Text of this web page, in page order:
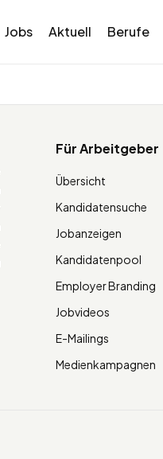
Jobs Aktuell Berufe
Für Arbeitgeber
Übersicht
Kandidatensuche
Jobanzeigen
Kandidatenpool
Employer Branding
Jobvideos
E-Mailings
Medienkampagnen